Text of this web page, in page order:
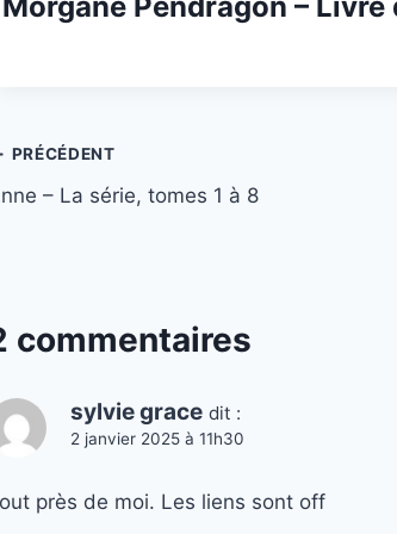
PRÉCÉDENT
– La série, tomes 1 à 8
commentaires
sylvie grace dit :
2 janvier 2025 à 11h30
près de moi. Les liens sont off